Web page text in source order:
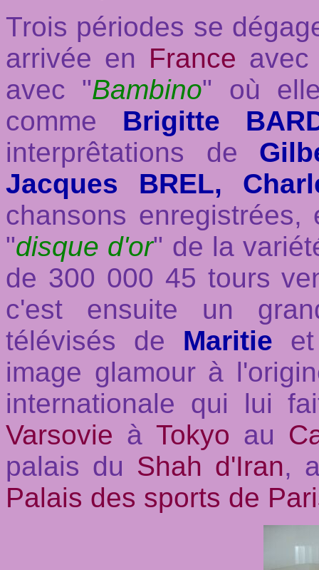
Trois périodes se
arrivée en France
avec "Bambino" où
comme Brigitte
interprêtations de
Jacques BREL,
chansons
"disque d'or" de la
de 300 000 45 tours
c'est ensuite un
télévisés de Maritie
image glamour à
internationale qui lui
Varsovie à Tokyo au
palais du Shah d'Iran,
Palais des sports de